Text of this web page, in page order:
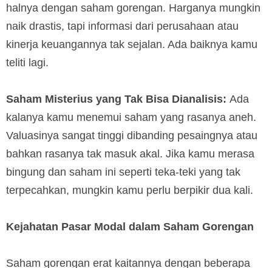
halnya dengan saham gorengan. Harganya mungkin
naik drastis, tapi informasi dari perusahaan atau
kinerja keuangannya tak sejalan. Ada baiknya kamu
teliti lagi.
Saham Misterius yang Tak Bisa Dianalisis: Ada
kalanya kamu menemui saham yang rasanya aneh.
Valuasinya sangat tinggi dibanding pesaingnya atau
bahkan rasanya tak masuk akal. Jika kamu merasa
bingung dan saham ini seperti teka-teki yang tak
terpecahkan, mungkin kamu perlu berpikir dua kali.
Kejahatan Pasar Modal dalam Saham Gorengan
Saham gorengan erat kaitannya dengan beberapa